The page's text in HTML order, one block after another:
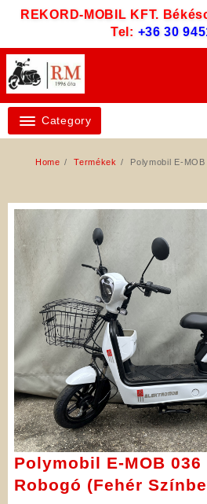
REKORD-MOBIL KFT.
Tel: +36 30
Category
Home Termékek
Polymobil E-
Polymobil E-MOB
Robogó (Fehér